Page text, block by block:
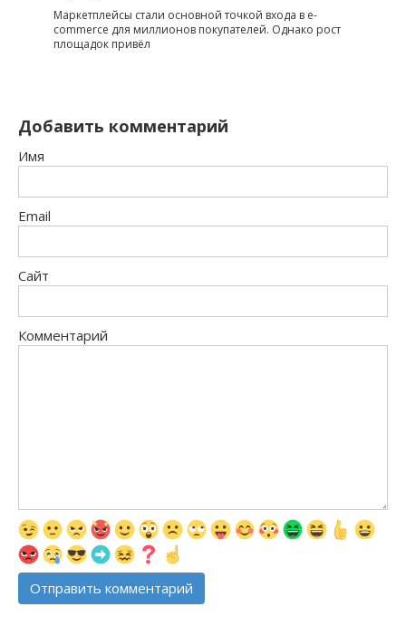
Маркетплейсы стали основной точкой входа в e-
commerce для миллионов покупателей. Однако рост
площадок привёл
Добавить комментарий
Имя
Email
Сайт
Комментарий